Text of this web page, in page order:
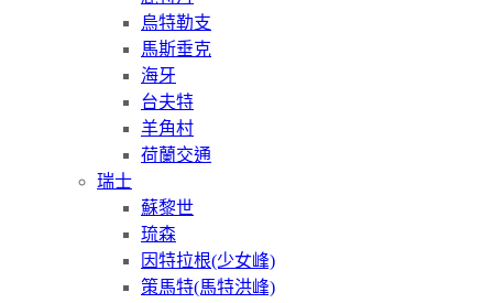
烏特勒支
馬斯垂克
海牙
台夫特
羊角村
荷蘭交通
瑞士
蘇黎世
琉森
因特拉根(少女峰)
策馬特(馬特洪峰)